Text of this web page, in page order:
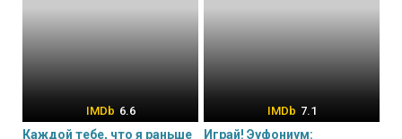
6.6
Каждой тебе, что я раньше
7.1
Играй! Эуфониум: